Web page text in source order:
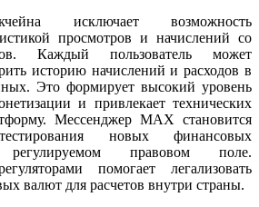
исключает возможность
просмотров и начислений со
Каждый пользователь может
историю начислений и расходов в
Это формирует высокий уровень
и привлекает технических
Мессенджер MAX становится
новых финансовых
правовом поле.
помогает легализовать
валют для расчетов внутри страны.